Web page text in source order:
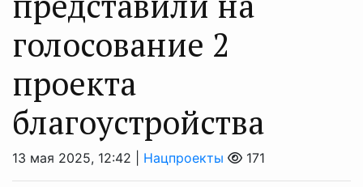
голосование 2
проекта
благоустройства
13 мая 2025, 12:42 | Нацпроекты 171